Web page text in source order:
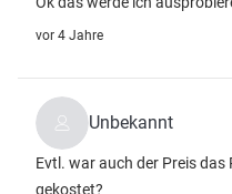
vor 4 Jahre
Unbekannt
Evtl. war auch der Preis das
gekostet?